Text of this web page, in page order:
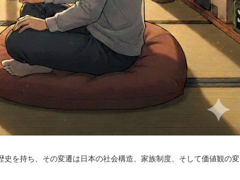
を持ち、その変遷は日本の社会構造、家族制度、そして価値観の変